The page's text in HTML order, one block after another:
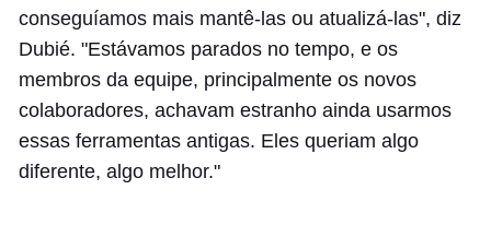
conseguíamos mais mantê-las ou atualizá-las", diz
Dubié. "Estávamos parados no tempo, e os
membros da equipe, principalmente os novos
colaboradores, achavam estranho ainda usarmos
essas ferramentas antigas. Eles queriam algo
diferente, algo melhor."